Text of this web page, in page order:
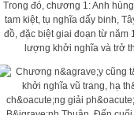
Trong đó, chương 1: Anh
tam kiệt, tụ nghĩa dấy binh,
đồ, đặc biệt giai đoạn từ năm
lượng khởi nghĩa và trở